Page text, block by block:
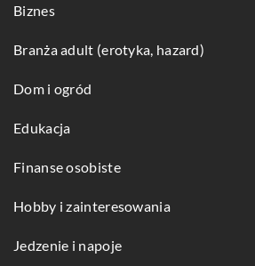
Biznes
Branża adult (erotyka, hazard)
Dom i ogród
Edukacja
Finanse osobiste
Hobby i zainteresowania
Jedzenie i napoje